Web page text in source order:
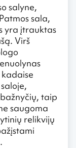
salyne,
sala,
yra įtrauktas
Virš
taip
saugoma
relikvijų